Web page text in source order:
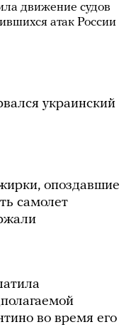
движение судов
атак России
украинский
опоздавшие
самолет
во время его